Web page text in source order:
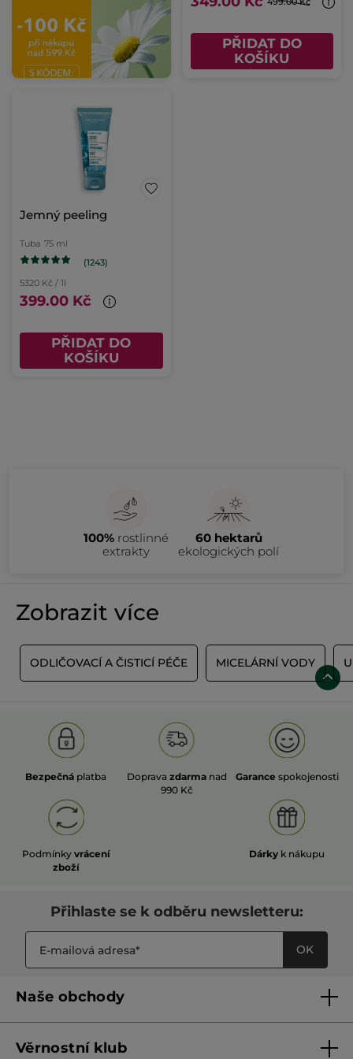
PŘIDAT DO
KOŠÍKU
Jemný peeling
Tuba 75 ml
(1243)
5320 Kč / 1l
399.00 Kč
PŘIDAT DO
KOŠÍKU
100% rostlinné
extrakty
60 hektarů
ekologických polí
Zobrazit více
ODLIČOVACÍ A ČISTICÍ PÉČE MICELÁRNÍ VODY
Bezpečná platba Doprava zdarma nad
990 Kč
Garance spokojenosti
Podmínky vrácení
zboží
Dárky k nákupu
Přihlaste se k odběru newsletteru:
OK
Naše obchody
Franšízing
Věrnostní klub